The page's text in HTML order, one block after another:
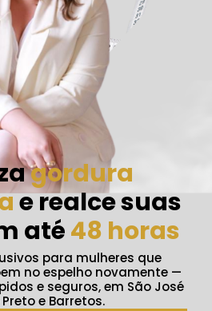
gordura
e realce suas
até48 horas
para mulheres que
no espelho novamente —
e seguros, em São José
Preto e Barretos.